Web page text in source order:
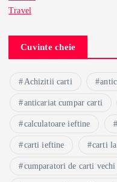
Travel
Cuvinte cheie
Achizitii carti
anticariat cumpar carti
calculatoare ieftine
carti ieftine carti
cumparatori de carti vechi